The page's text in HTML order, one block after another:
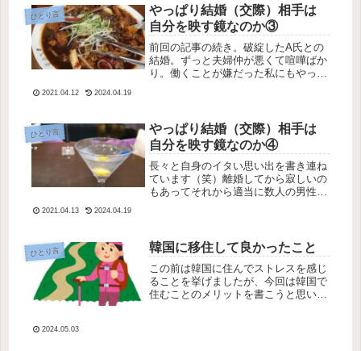
ひとり言
やっぱり結婚（交際）相手は
自分を映す鏡なのか③
前回の記事の続き。破綻したA氏との
結婚。ずっと夫婦仲が悪くて喧嘩ばか
り。働くことが嫌だった私にもやって
いたのかもしれない。何不自由なく暮
ら...
2021.04.12 2024.04.19
ひとり言
やっぱり結婚（交際）相手は
自分を映す鏡なのか④
長々と自身のイタい思い出を書き連ね
ています（笑）離婚してから寂しいの
もあってそれから適当に数人の男性と
けど、段々年取って来ると年下の彼氏
も良...
2021.04.13 2024.04.19
ひとり言 韓国に移住して良かったこと
この前は韓国に住んでストレスを感じ
ることを挙げましたが、今回は韓国で
住むことのメリットを書こうと思いま
2024.05.03